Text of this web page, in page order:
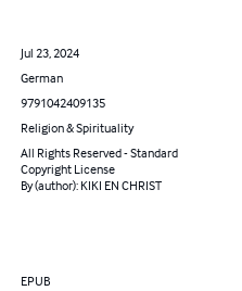
Jul 23, 2024
German
9791042409135
Religion & Spirituality
All Rights Reserved - Standard
Copyright License
By (author): KIKI EN CHRIST
EPUB